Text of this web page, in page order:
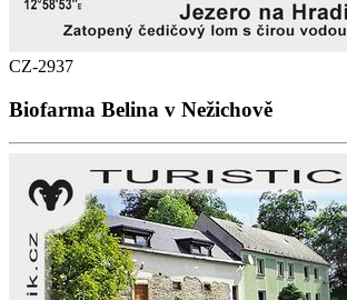
CZ-2937
Biofarma Belina v Nežichově